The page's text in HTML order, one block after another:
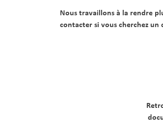
Nous travaillons à la rendre
contacter si vous cherchez